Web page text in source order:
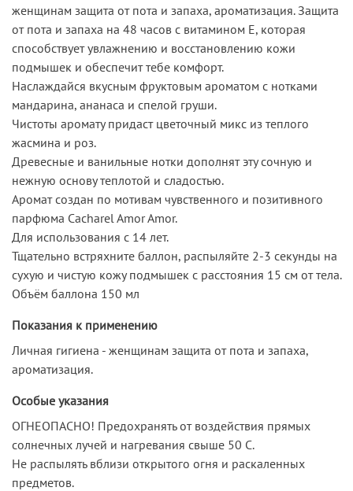
женщинам защита от пота и запаха, ароматизация. Защита
от пота и запаха на 48 часов с витамином Е, которая
способствует увлажнению и восстановлению кожи
подмышек и обеспечит тебе комфорт.
Наслаждайся вкусным фруктовым ароматом с нотками
мандарина, ананаса и спелой груши.
Чистоты аромату придаст цветочный микс из теплого
жасмина и роз.
Древесные и ванильные нотки дополнят эту сочную и
нежную основу теплотой и сладостью.
Аромат создан по мотивам чувственного и позитивного
парфюма Cacharel Amor Amor.
Для использования с 14 лет.
Тщательно встряхните баллон, распыляйте 2-3 секунды на
сухую и чистую кожу подмышек с расстояния 15 см от тела.
Объём баллона 150 мл
Показания к применению
Личная гигиена - женщинам защита от пота и запаха,
ароматизация.
Особые указания
ОГНЕОПАСНО! Предохранять от воздействия прямых
солнечных лучей и нагревания свыше 50 С.
Не распылять вблизи открытого огня и раскаленных
предметов.